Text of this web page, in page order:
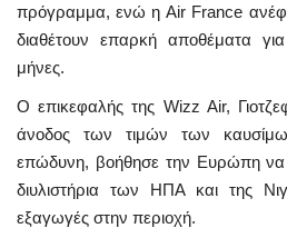
πρόγραμμα, ενώ η Air France
διαθέτουν επαρκή αποθέματα
μήνες.
Ο επικεφαλής της Wizz Air,
άνοδος των τιμών των
επώδυνη, βοήθησε την Ευρώπη
διυλιστήρια των ΗΠΑ και της
εξαγωγές στην περιοχή.